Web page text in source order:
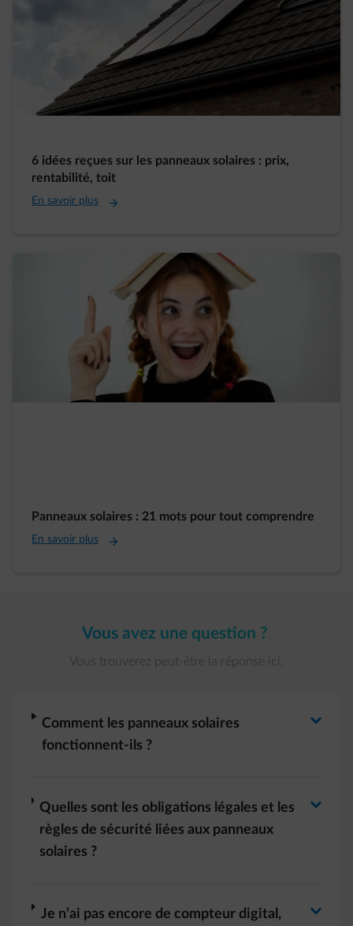
6 idées reçues sur les panneaux solaires : prix,
rentabilité, toit
En savoir plus
Panneaux solaires : 21 mots pour tout comprendre
En savoir plus
Vous avez une question ?
Vous trouverez peut-être la réponse ici.
Comment les panneaux solaires
fonctionnent-ils ?
arrow-right
Quelles sont les obligations légales et les
règles de sécurité liées aux panneaux
solaires ?
arrow-right
Je n’ai pas encore de compteur digital,
arrow-right